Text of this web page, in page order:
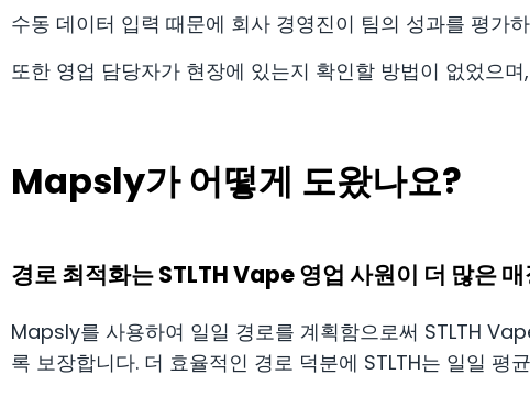
수동 데이터 입력 때문에 회사 경영진이 팀의 성과를 평가
또한 영업 담당자가 현장에 있는지 확인할 방법이 없었으
Mapsly가 어떻게 도왔나요?
경로 최적화는 STLTH Vape 영업 사원이 더 많은
Mapsly를 사용하여 일일 경로를 계획함으로써 STLTH
록 보장합니다. 더 효율적인 경로 덕분에 STLTH는 일일 평